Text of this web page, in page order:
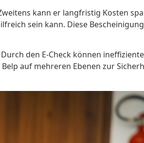
kann er langfristig Kosten
sein kann. Diese
den E-Check können
auf mehreren Ebenen zur